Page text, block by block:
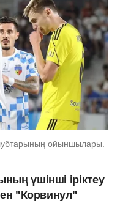
ойыншылары.
үшінші іріктеу
"Корвинул"